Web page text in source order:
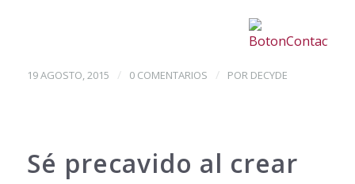
19 AGOSTO, 2015 / 0 COMENTARIOS / POR DECYDE
Sé precavido al crear